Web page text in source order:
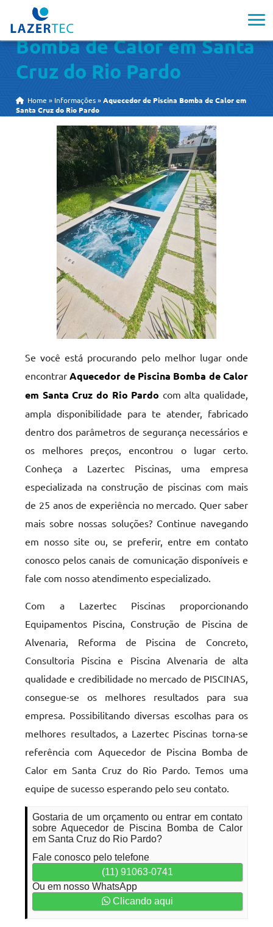
Aquecedor de Piscina
Bomba de Calor em Santa
Cruz do Rio Pardo
Home » Informações »Aquecedor de Piscina Bomba de Calor em
Santa Cruz do Rio Pardo
Se você está procurando pelo melhor lugar onde
encontrarAquecedor de Piscina Bomba de Calor
em Santa Cruz do Rio Pardo com alta qualidade,
ampla disponibilidade para te atender, fabricado
dentro dos parâmetros de segurança necessários e
os melhores preços, encontrou o lugar certo.
Conheça a Lazertec Piscinas, uma empresa
especializada na construção de piscinas com mais
de 25 anos de experiência no mercado. Quer saber
mais sobre nossas soluções? Continue navegando
em nosso site ou, se preferir, entre em contato
conosco pelos canais de comunicação disponíveis e
fale com nosso atendimento especializado.
Com a Lazertec Piscinas proporcionando
Equipamentos Piscina, Construção de Piscina de
Alvenaria, Reforma de Piscina de Concreto,
Consultoria Piscina e Piscina Alvenaria de alta
qualidade e credibilidade no mercado de PISCINAS,
consegue-se os melhores resultados para sua
empresa. Possibilitando diversas escolhas para os
melhores resultados, a Lazertec Piscinas torna-se
referência com Aquecedor de Piscina Bomba de
Calor em Santa Cruz do Rio Pardo. Temos uma
equipe de sucesso esperando pelo seu contato.
Gostaria de um orçamento ou entrar em contato
sobre Aquecedor de Piscina Bomba de Calor
em Santa Cruz do Rio Pardo?
Fale conosco pelo telefone
(11) 91063-0741
Ou em nosso WhatsApp
Clicando aqui